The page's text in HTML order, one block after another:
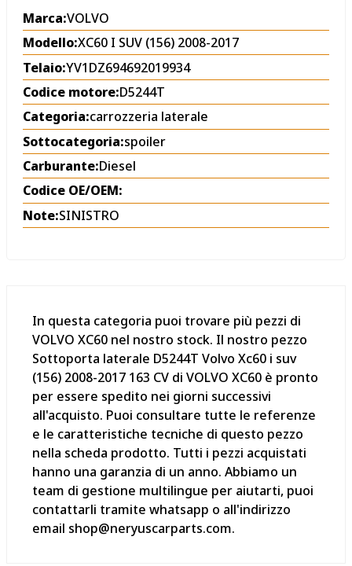
Marca:VOLVO
Modello:XC60 I SUV (156) 2008-2017
Telaio:YV1DZ694692019934
Codice motore:D5244T
Categoria:carrozzeria laterale
Sottocategoria:spoiler
Carburante:Diesel
Codice OE/OEM:
Note:SINISTRO
In questa categoria puoi trovare più pezzi di
VOLVO XC60 nel nostro stock. Il nostro pezzo
Sottoporta laterale D5244T Volvo Xc60 i suv
(156) 2008-2017 163 CV di VOLVO XC60 è pronto
per essere spedito nei giorni successivi
all'acquisto. Puoi consultare tutte le referenze
e le caratteristiche tecniche di questo pezzo
nella scheda prodotto. Tutti i pezzi acquistati
hanno una garanzia di un anno. Abbiamo un
team di gestione multilingue per aiutarti, puoi
contattarli tramite whatsapp o all'indirizzo
email shop@neryuscarparts.com.